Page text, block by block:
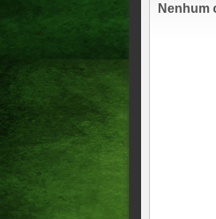
Nenhum